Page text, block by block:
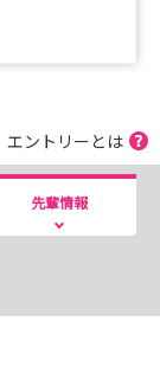
護師
エントリーとは
先輩情報